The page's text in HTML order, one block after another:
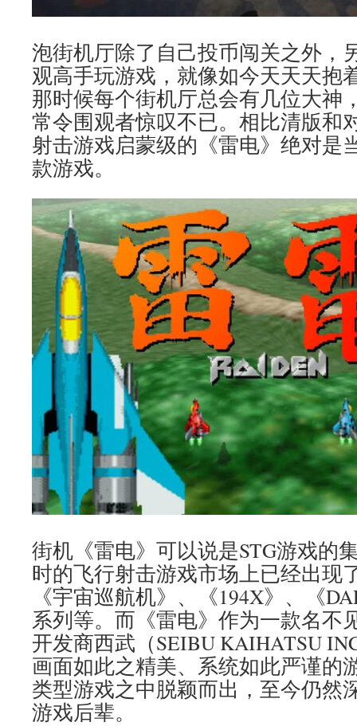
泡街机厅除了自己投币闯关之外，
观高手玩游戏，就像如今天天天抱
那时候每个街机厅总会有几位大神
常令围观者惊叹不已。相比清版和
射击游戏启蒙级的《雷电》绝对是
款游戏。
街机《雷电》可以说是STG游戏的
时的飞行射击游戏市场上已经出现
《宇宙巡航机》、《194X》、《
系列等。而《雷电》作为一款名不
开发商西武（SEIBU KAIHATSU
画面如此之精美、系统如此严谨的
类型游戏之中脱颖而出，至今仍然
游戏后辈。